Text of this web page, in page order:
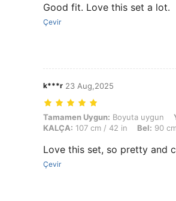
Good fit. Love this set a lot.
Çevir
k***r 23 Aug,2025
Tamamen Uygun: Boyuta uygun,
Tamamen Uygun: Boyuta uygun
KALÇA: 107 cm / 42 in Bel: 90
Love this set, so pretty and
Çevir